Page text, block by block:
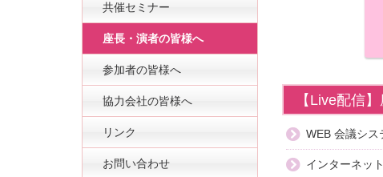
共催セミナー
座長・演者の皆様へ
参加者の皆様へ
協力会社の皆様へ
リンク
お問い合わせ
【Live配信
WEB 会議シス
インターネッ